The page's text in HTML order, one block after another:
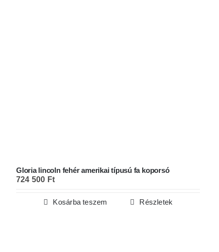
Gloria lincoln fehér amerikai típusú fa koporsó
724 500 Ft
Kosárba teszem Részletek